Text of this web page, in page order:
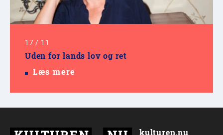
17 / 11
Uden for lands lov og ret
Læs mere
kulturen.nu